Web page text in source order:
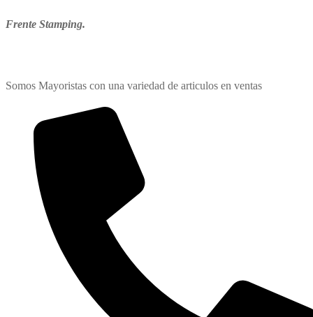
Frente Stamping.
Somos Mayoristas con una variedad de articulos en ventas